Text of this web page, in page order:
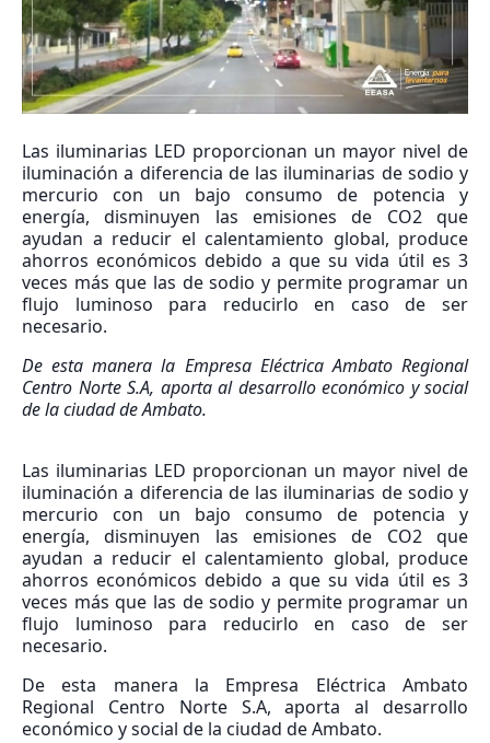
Las iluminarias LED proporcionan un mayor nivel de
iluminación a diferencia de las iluminarias de sodio y
mercurio con un bajo consumo de potencia y
energía, disminuyen las emisiones de CO2 que
ayudan a reducir el calentamiento global, produce
ahorros económicos debido a que su vida útil es 3
veces más que las de sodio y permite programar un
flujo luminoso para reducirlo en caso de ser
necesario.
De esta manera la Empresa Eléctrica Ambato Regional
Centro Norte S.A, aporta al desarrollo económico y social
de la ciudad de Ambato.
Las iluminarias LED proporcionan un mayor nivel de
iluminación a diferencia de las iluminarias de sodio y
mercurio con un bajo consumo de potencia y
energía, disminuyen las emisiones de CO2 que
ayudan a reducir el calentamiento global, produce
ahorros económicos debido a que su vida útil es 3
veces más que las de sodio y permite programar un
flujo luminoso para reducirlo en caso de ser
necesario.
De esta manera la Empresa Eléctrica Ambato
Regional Centro Norte S.A, aporta al desarrollo
económico y social de la ciudad de Ambato.